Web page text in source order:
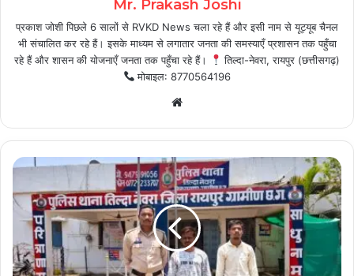
Mr. Prakash Joshi
प्रकाश जोशी पिछले 6 सालों से RVKD News चला रहे हैं और इसी नाम से यूट्यूब चैनल
भी संचालित कर रहे हैं। इसके माध्यम से लगातार जनता की समस्याएँ प्रशासन तक पहुँचा
रहे हैं और शासन की योजनाएँ जनता तक पहुँचा रहे हैं।
तिल्दा-नेवरा, रायपुर (छत्तीसगढ़)
मोबाइल: 8770564196
Website